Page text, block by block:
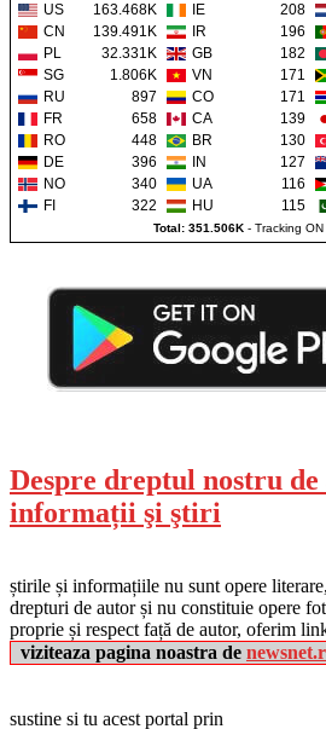
US 163.468K IE 208
CN
139.491K IR 196
PL
32.331K GB 182
SG
1.806K VN 171
RU
897 CO 171
FR
658 CA 139
RO
448 BR 130
DE
396 IN 127
NO
340 UA 116
FI
322 HU 115
Total: 351.506K - Tracking ON
Despre dreptul nostru
informații şi ştiri
știrile și informațiile nu sunt opere
drepturi de autor și nu constituie opere
proprie și respect față de autor, oferim
viziteaza pagina noastra de
sustine si tu acest portal prin